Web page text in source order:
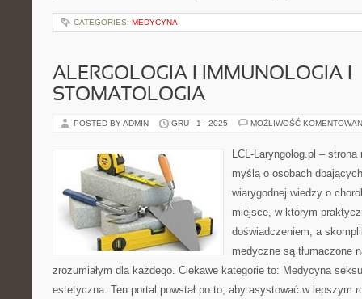
CATEGORIES: MEDYCYNA
ALERGOLOGIA I IMMUNOLOGIA I
STOMATOLOGIA
POSTED BY ADMIN GRU - 1 - 2025 MOŻLIWOŚĆ
LCL-Laryngolog.pl –
myślą o osobach
wiarygodnej wiedzy o
miejsce, w którym
doświadczeniem, a
medyczne są tłumaczone
zrozumiałym dla każdego. Ciekawe kategorie to: Medycyna
estetyczna. Ten portal powstał po to, aby asystować w lepszym